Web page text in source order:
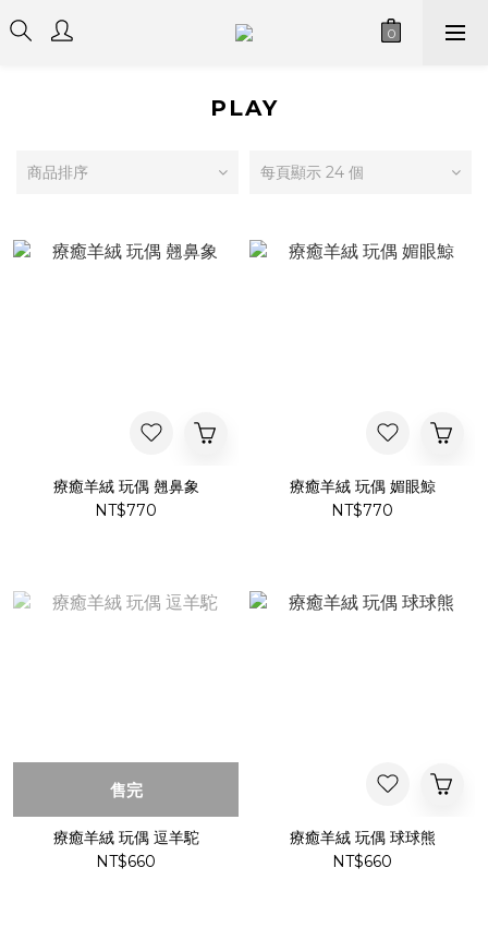
PLAY
商品排序 每頁顯示 24 個
療癒羊絨 玩偶 翹鼻象
NT$770
療癒羊絨 玩偶 媚眼鯨
NT$770
售完
療癒羊絨 玩偶 逗羊駝
NT$660
療癒羊絨 玩偶 球球熊
NT$660